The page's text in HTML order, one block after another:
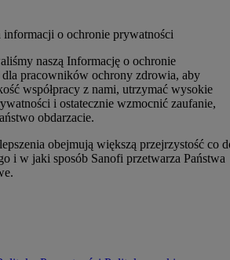
informacji o ochronie prywatności
naszą Informację o ochronie
pracowników ochrony zdrowia, aby
współpracy z nami, utrzymać wysokie
i ostatecznie wzmocnić zaufanie,
obdarzacie.
obejmują większą przejrzystość co
i w jaki sposób Sanofi przetwarza Państwa